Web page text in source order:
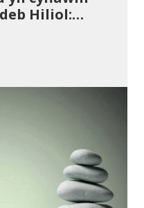
Hiliol:
eu rhan